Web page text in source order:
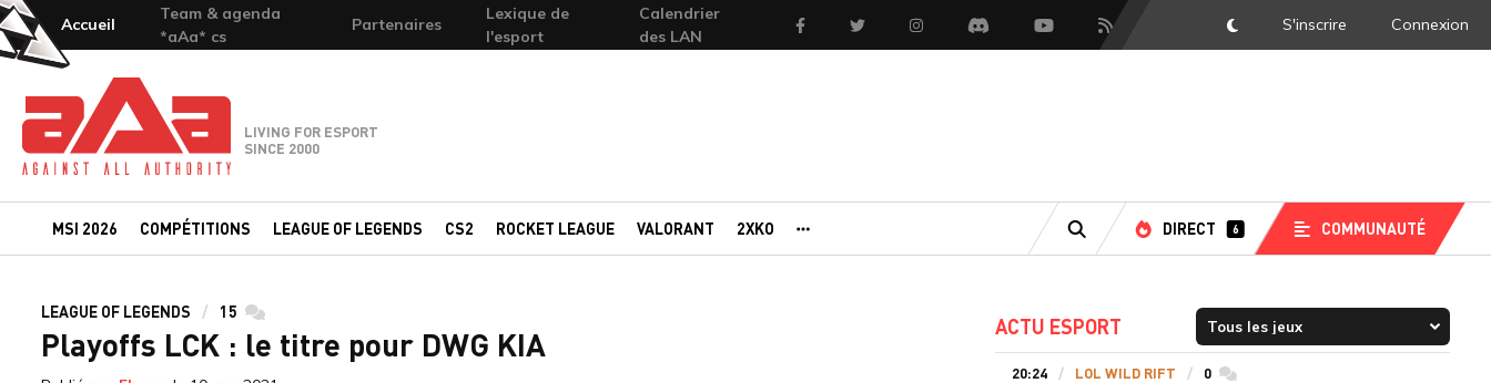
Accueil
Team & agenda
*aAa* cs
Partenaires
Lexique de
l'esport
Calendrier
des LAN
FacebookTwitter InstagramDiscord YoutubeFlux RSS DarkMode
S'inscrire Connexion
Team-aAa - against All authority
LIVING FOR ESPORT
SINCE 2000
MSI 2026 COMPÉTITIONS LEAGUE OF LEGENDS CS2 ROCKET LEAGUE VALORANT 2XKO
RECHERCHE
DIRECT 6 COMMUNAUTÉ
LEAGUE OF LEGENDS 15 commentaires
Playoffs LCK : le titre pour DWG KIA ACTU ESPORT
20:24 LOL WILD RIFT 0commentaires